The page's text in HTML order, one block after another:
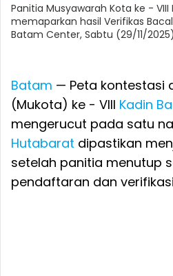
Panitia Musyawarah Kota ke - VIII
memaparkan hasil Verifikas
Batam Center, Sabtu (29/11/2025)
Batam — Peta kontestasi
(Mukota) ke - VIII Kadin
mengerucut pada satu
Hutabarat dipastikan
setelah panitia menutup
pendaftaran dan